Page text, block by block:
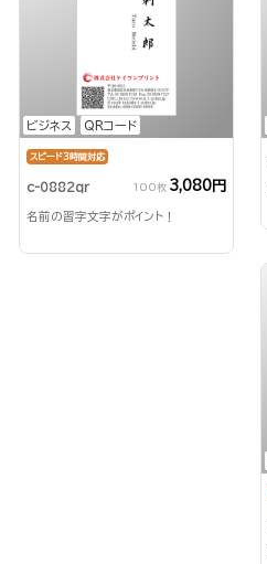
ビジネス QRコード
スピード3時間対応
c-0882qr 100枚 3,080円
名前の習字文字がポイント！